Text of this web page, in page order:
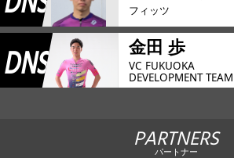
フィッツ
DNS 金田 歩
VC FUKUOKA
DEVELOPMENT TEAM
PARTNERS
パートナー